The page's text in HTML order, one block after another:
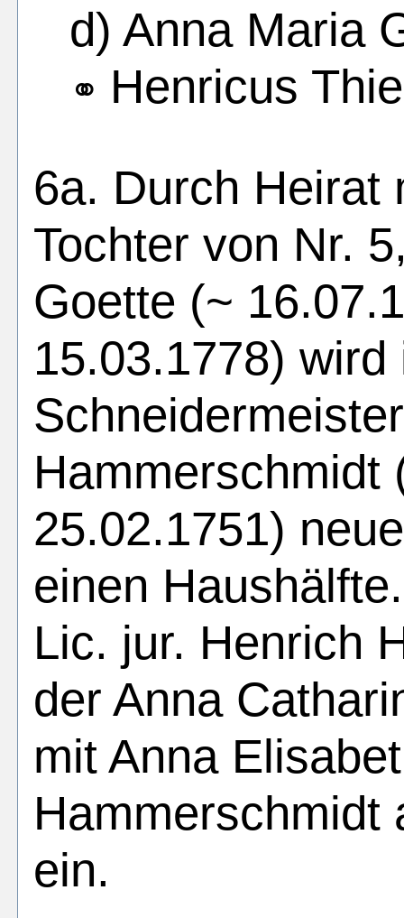
d) Anna Maria
⚭ Henricus
6a. Durch Heirat
Tochter von Nr.
Goette (~
15.03.1778)
Hammerschmidt
25.02.1751)
einen
Lic. jur. Henrich
der Anna
mit Anna
Hammerschmidt
ein.